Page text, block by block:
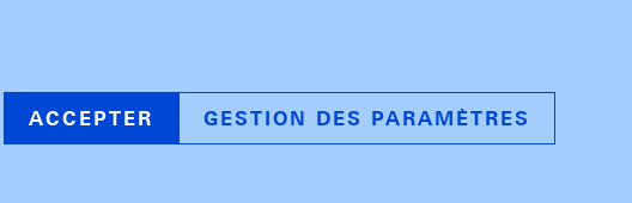
ACCEPTER GESTION DES PARAMÈTRES